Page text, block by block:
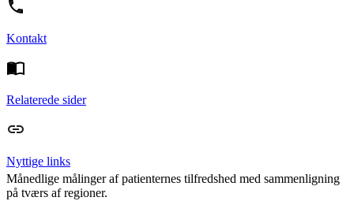
Kontakt
Relaterede sider
Nyttige links
Månedlige målinger af patienternes tilfredshed med sammenligning
på tværs af regioner.